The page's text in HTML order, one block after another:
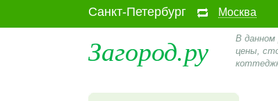
Санкт-Петербург Москва
Загород.ру
В данном
цены,